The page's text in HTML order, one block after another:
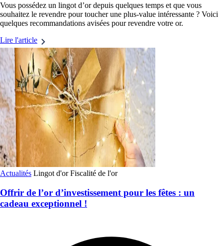
Vous possédez un lingot d’or depuis quelques temps et que vous
souhaitez le revendre pour toucher une plus-value intéressante ? Voici
quelques recommandations avisées pour revendre votre or.
Lire l'article
Actualités Lingot d'or Fiscalité de l'or
Offrir de l’or d’investissement pour les fêtes : un
cadeau exceptionnel !